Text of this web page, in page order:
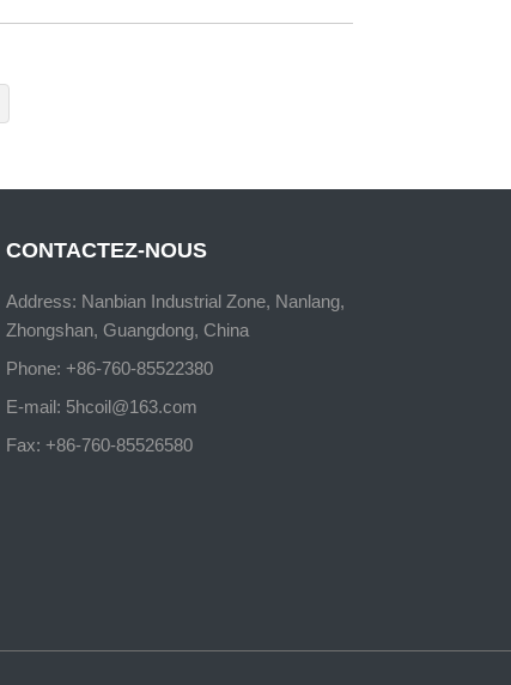
CONTACTEZ-NOUS
Address: Nanbian Industrial Zone, Nanlang,
Zhongshan, Guangdong, China
Phone: +86-760-85522380
E-mail: 5hcoil@163.com
Fax: +86-760-85526580